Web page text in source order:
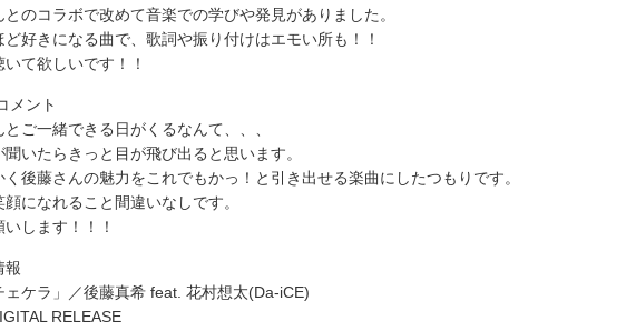
のコラボで改めて音楽での学びや発見がありました。
好きになる曲で、歌詞や振り付けはエモい所も！！
て欲しいです！！
メント
ご一緒できる日がくるなんて、、、
いたらきっと目が飛び出ると思います。
後藤さんの魅力をこれでもかっ！と引き出せる楽曲にしたつもりです。
になれること間違いなしです。
します！！！
報
ェケラ」／後藤真希 feat. 花村想太(Da-iCE)
RELEASE